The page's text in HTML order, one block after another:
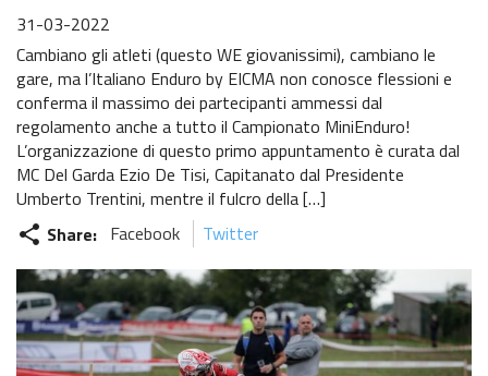
31-03-2022
Cambiano gli atleti (questo WE giovanissimi), cambiano le
gare, ma l’Italiano Enduro by EICMA non conosce flessioni e
conferma il massimo dei partecipanti ammessi dal
regolamento anche a tutto il Campionato MiniEnduro!
L’organizzazione di questo primo appuntamento è curata dal
MC Del Garda Ezio De Tisi, Capitanato dal Presidente
Umberto Trentini, mentre il fulcro della […]
share Share: Facebook Twitter